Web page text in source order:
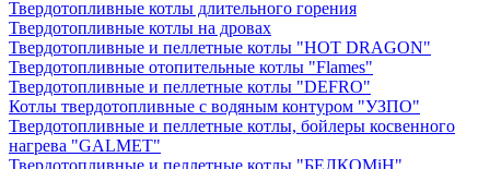
Твердотопливные котлы длительного горения
Твердотопливные котлы на дровах
Твердотопливные и пеллетные котлы "HOT DRAGON"
Твердотопливные отопительные котлы "Flames"
Твердотопливные и пеллетные котлы "DEFRO"
Котлы твердотопливные с водяным контуром "УЗПО"
Твердотопливные и пеллетные котлы, бойлеры косвенного
нагрева "GALMET"
Твердотопливные и пеллетные котлы "БЕЛКОМiН"